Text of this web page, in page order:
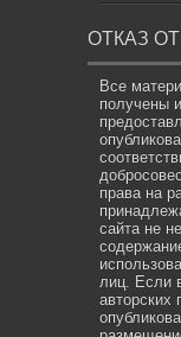
ОТКАЗ
Все
получены
права на
сайта не
лиц. Если
авторских